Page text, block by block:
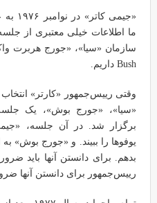
ما اطلاعات خیلی معتبری از
Bush داریم.
وقتی رییس‌جمهور «کارتر»
«سیا»، «جورج بوش»، یک
برگزار شد. در آن جلسه،
یوفوها را ببیند. و «جورج بوش»
بدهم. برای دانستن آنها باید
رییس‌جمهور برای دانستن آنها